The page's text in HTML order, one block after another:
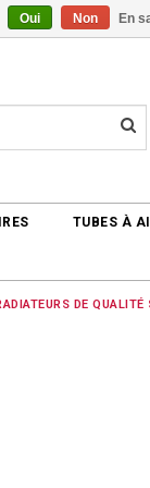
TUBES À
DE QUALITÉ
Oui Non En